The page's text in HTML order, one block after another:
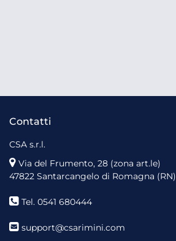
Contatti
CSA s.r.l.
Via del Frumento, 28 (zona art.le)
47822 Santarcangelo di Romagna (RN)
Tel. 0541 680444
support@csarimini.com